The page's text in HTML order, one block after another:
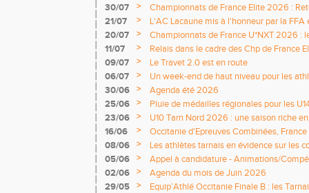
30/07
>
Championnats de France Elite 2026 :
21/07
>
L'AC Lacaune mis à l'honneur par la
20/07
>
Championnats de France U*NXT 2026 :
titres nationaux !
11/07 >
Relais dans le cadre des Chp de France
09/07
>
Le Travet 2.0 est en route
06/07
>
Un week-end de haut niveau pour les
nationale
30/06 >
Agenda été 2026
25/06
>
Pluie de médailles régionales pour les
23/06
>
U10 Tarn Nord 2026 : une saison riche
émotions
16/06 >
Occitanie d'Epreuves Combinées,
National de Castres
08/06 >
Les athlètes tarnais en évidence sur les
05/06
>
Appel à candidature - Animations/
2026 / 2027
02/06 >
Agenda du mois de Juin 2026
29/05
>
Equip’Athlé Occitanie Finale B : les